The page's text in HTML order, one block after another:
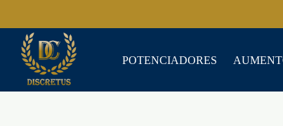
POTENCIADORES